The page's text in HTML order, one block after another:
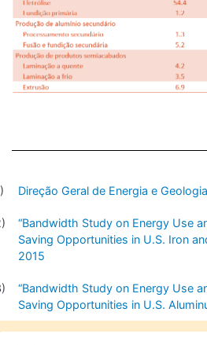
Direção Geral de Energia e Geologia
“Bandwidth Study on Energy Use
Saving Opportunities in U.S. Iron
2015
“Bandwidth Study on Energy Use
Saving Opportunities in U.S.